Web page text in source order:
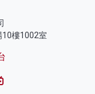
10樓1002室